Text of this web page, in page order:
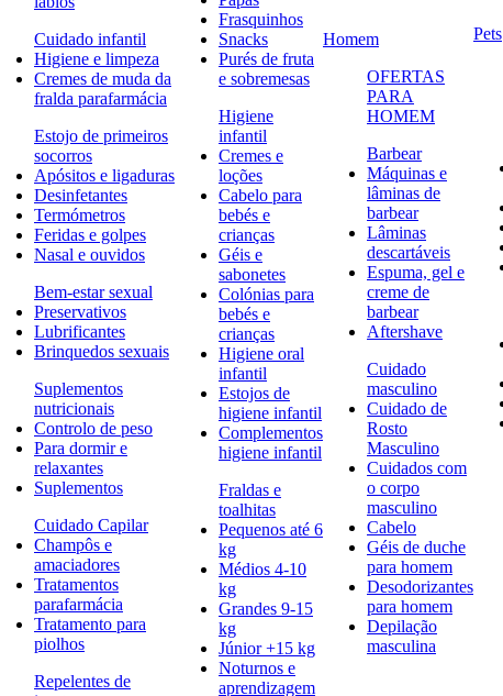
Cuidado infantil
Higiene e limpeza
Cremes de muda da
fralda parafarmácia
Estojo de primeiros
socorros
Apósitos e ligaduras
Desinfetantes
Termómetros
Feridas e golpes
Nasal e ouvidos
Bem-estar sexual
Preservativos
Lubrificantes
Brinquedos sexuais
Suplementos
nutricionais
Controlo de peso
Para dormir e
relaxantes
Suplementos
Cuidado Capilar
Champôs e
amaciadores
Tratamentos
parafarmácia
Tratamento para
piolhos
Repelentes de
Frasquinhos
Snacks
Purés de fruta
e sobremesas
Higiene
infantil
Cremes e
loções
Cabelo para
bebés e
crianças
Géis e
sabonetes
Colónias para
bebés e
crianças
Higiene oral
infantil
Estojos de
higiene infantil
Complementos
higiene infantil
Fraldas e
toalhitas
Pequenos até 6
kg
Médios 4-10
kg
Grandes 9-15
kg
Júnior +15 kg
Noturnos e
aprendizagem
Homem
OFERTAS
PARA
HOMEM
Barbear
Máquinas e
lâminas de
barbear
Lâminas
descartáveis
Espuma, gel e
creme de
barbear
Aftershave
Cuidado
masculino
Cuidado de
Rosto
Masculino
Cuidados com
o corpo
masculino
Cabelo
Géis de duche
para homem
Desodorizantes
para homem
Depilação
masculina
Pets